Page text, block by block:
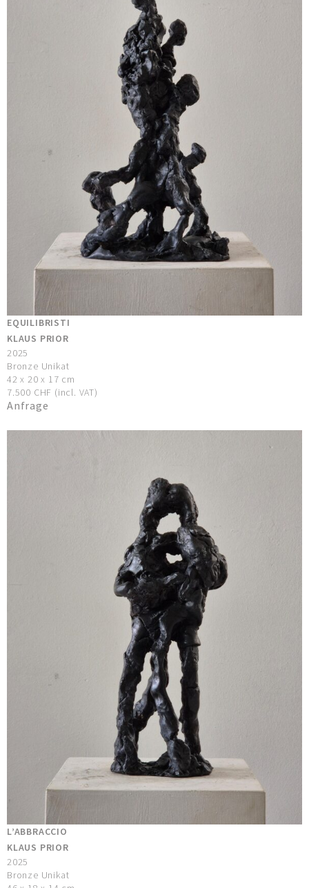
EQUILIBRISTI
KLAUS PRIOR
2025
Bronze Unikat
42 x 20 x 17 cm
7.500 CHF (incl. VAT)
Anfrage
L’ABBRACCIO
KLAUS PRIOR
2025
Bronze Unikat